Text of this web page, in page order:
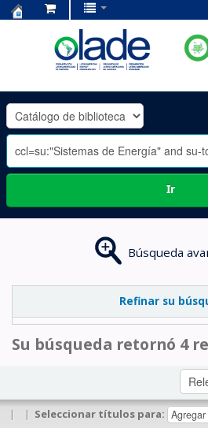
OLADE
-
Ir
Búsqueda
Refinar su
Su búsqueda retornó 4
| | Seleccionar títulos para: